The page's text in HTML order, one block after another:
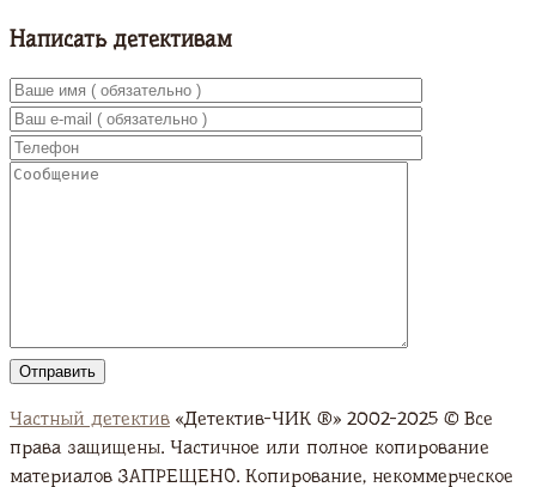
Написать детективам
Частный детектив «Детектив-ЧИК ®» 2002-2025 © Все
права защищены. Частичное или полное копирование
материалов ЗАПРЕЩЕНО. Копирование, некоммерческое